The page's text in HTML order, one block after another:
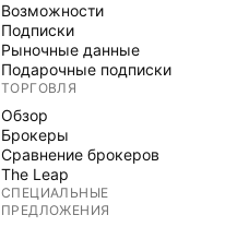
Возможности
Подписки
Рыночные данные
Подарочные подписки
ТОРГОВЛЯ
Обзор
Брокеры
Сравнение брокеров
The Leap
СПЕЦИАЛЬНЫЕ
ПРЕДЛОЖЕНИЯ